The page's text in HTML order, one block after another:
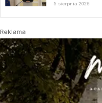
5 sierpnia 2026
Reklama